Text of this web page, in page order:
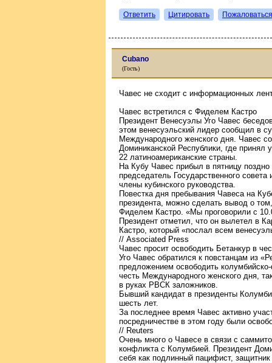
Ответить Цитировать Пожаловаться
Cubano
(Гость)
Чавес не сходит с информационных
Чавес встретился с Фиделем Кастро
Президент Венесуэлы Уго Чавес
этом венесуэльский лидер сообщил в
Международного женского дня. Чавес
Доминиканской Республики, где
22 латиноамериканские страны.
На Кубу Чавес прибыл в пятницу
председатель Государственного
члены кубинского руководства.
Повестка дня пребывания Чавеса на
президента, можно сделать вывод о
Фиделем Кастро. «Мы проговорили с
Президент отметил, что он вылетел в
Кастро, который «послал всем
// Associated Press
Чавес просит освободить Бетанкур в
Уго Чавес обратился к повстанцам из
предложением освободить
честь Международного женского дня,
в руках РВСК заложников.
Бывший кандидат в президенты
шесть лет.
За последнее время Чавес активно
посредничестве в этом году были
// Reuters
Очень много о Чавесе в связи с
конфликта с Колумбией. Президент
себя как подлинный пацифист,